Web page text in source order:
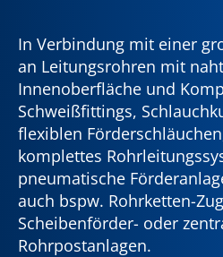
In Verbindung mit einer
an Leitungsrohren mit
Innenoberfläche und
Schweißfittings,
flexiblen
komplettes
pneumatische
auch bspw. Rohrketten-
Scheibenförder- oder
Rohrpostanlagen.